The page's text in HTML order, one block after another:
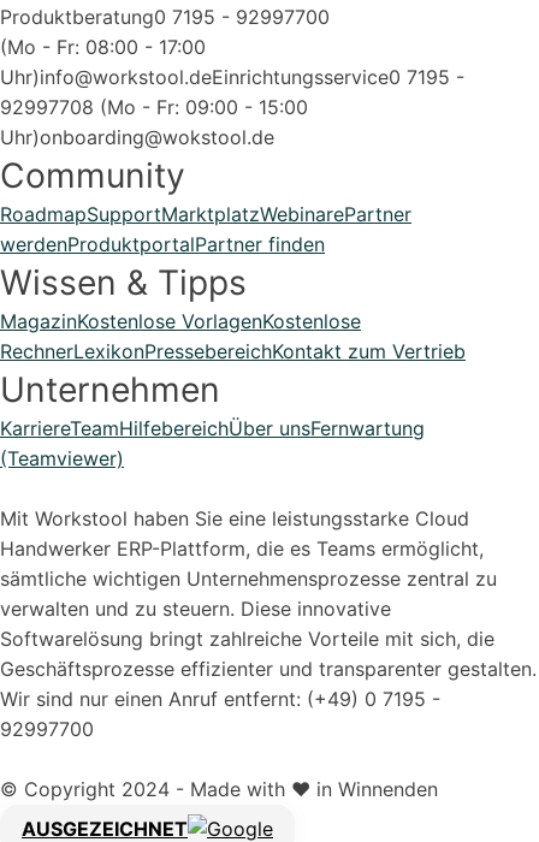
Produktberatung0 7195 - 92997700
(Mo - Fr: 08:00 - 17:00
Uhr)info@workstool.deEinrichtungsservice0 7195 -
92997708 (Mo - Fr: 09:00 - 15:00
Uhr)onboarding@wokstool.de
Community
RoadmapSupportMarktplatzWebinarePartner
werdenProduktportalPartner finden
Wissen & Tipps
MagazinKostenlose VorlagenKostenlose
RechnerLexikonPressebereichKontakt zum Vertrieb
Unternehmen
KarriereTeamHilfebereichÜber unsFernwartung
(Teamviewer)
Mit Workstool haben Sie eine leistungsstarke Cloud
Handwerker ERP-Plattform, die es Teams ermöglicht,
sämtliche wichtigen Unternehmensprozesse zentral zu
verwalten und zu steuern. Diese innovative
Softwarelösung bringt zahlreiche Vorteile mit sich, die
Geschäftsprozesse effizienter und transparenter gestalten.
Wir sind nur einen Anruf entfernt: (+49) 0 7195 -
92997700
© Copyright 2024 - Made with ❤️ in Winnenden
AUSGEZEICHNET